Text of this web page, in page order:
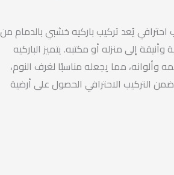
احترافي يُعد تركيب باركيه خشبي بالدمام من
إلى منزله أو مكتبه. يتميز الباركيه
مما يجعله مناسبًا لغرف النوم،
التركيب الاحترافي الحصول على أرضية